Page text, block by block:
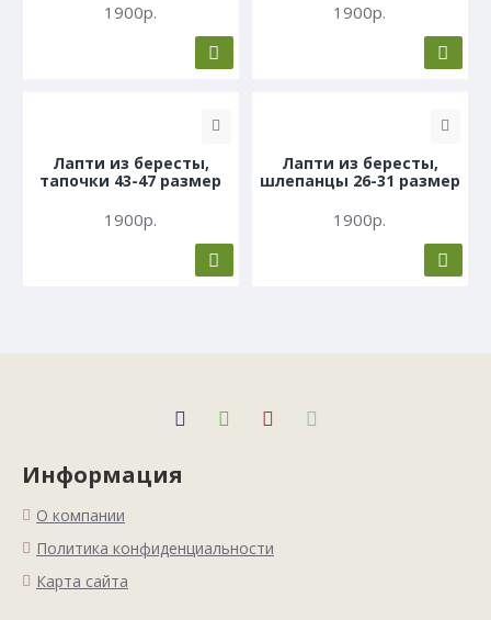
1900р. 1900р.
Лапти из бересты,
тапочки 43-47 размер
1900р.
Лапти из бересты,
шлепанцы 26-31 размер
1900р.
Информация
О компании
Политика конфиденциальности
Карта сайта